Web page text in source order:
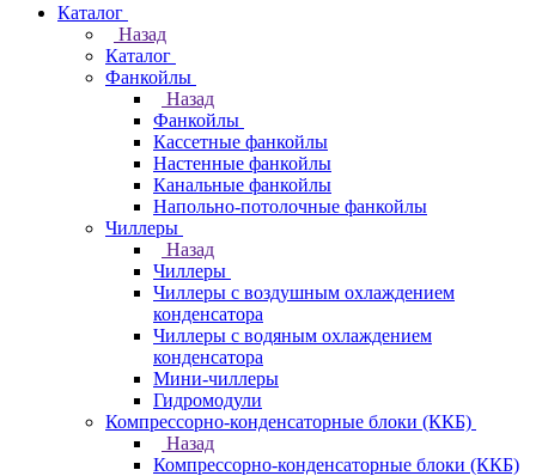
Каталог
Назад
Каталог
Фанкойлы
Назад
Фанкойлы
Кассетные фанкойлы
Настенные фанкойлы
Канальные фанкойлы
Напольно-потолочные фанкойлы
Чиллеры
Назад
Чиллеры
Чиллеры с воздушным охлаждением
конденсатора
Чиллеры с водяным охлаждением
конденсатора
Мини-чиллеры
Гидромодули
Компрессорно-конденсаторные блоки (ККБ)
Назад
Компрессорно-конденсаторные блоки (ККБ)